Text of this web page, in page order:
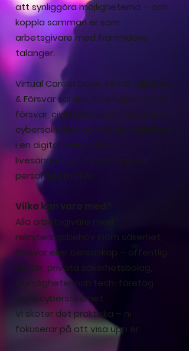
att synliggöra möjligheterna – och
koppla samman er som
arbetsgivare med framtidens
talanger.
Virtual Career Days: Tema Säkerhet
& Försvar samlar arbetsgivare från
försvar, civil beredskap, bevakning,
cybersäkerhet och teknisk säkerhet
i en digital mässhall med
livesändningar, matchning och
personliga möten.
Vilka kan vara med?
Alla arbetsgivare med
rekryteringsbehov inom säkerhet,
försvar eller beredskap – offentlig
sektor, privata säkerhetsbolag,
myndigheter och tech-företag
inom cybersäkerhet.
Vi sköter det praktiska – ni
fokuserar på att visa upp er.